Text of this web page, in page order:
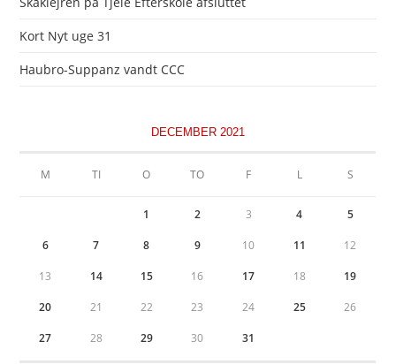
Kort Nyt uge 31
Haubro-Suppanz vandt CCC
DECEMBER 2021
M TI O TO F L S
1 2 3 4 5
6 7 8 9 10 11 12
13 14 15 16 17 18 19
20 21 22 23 24 25 26
27 28 29 30 31